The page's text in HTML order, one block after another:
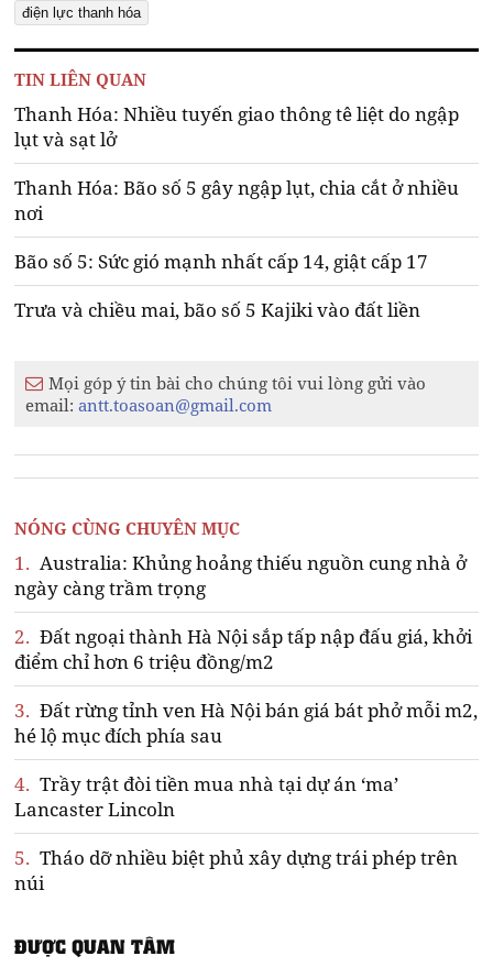
điện lực thanh hóa
TIN LIÊN QUAN
Thanh Hóa: Nhiều tuyến giao thông tê liệt do ngập
lụt và sạt lở
Thanh Hóa: Bão số 5 gây ngập lụt, chia cắt ở nhiều
nơi
Bão số 5: Sức gió mạnh nhất cấp 14, giật cấp 17
Trưa và chiều mai, bão số 5 Kajiki vào đất liền
Mọi góp ý tin bài cho chúng tôi vui lòng gửi vào
email:antt.toasoan@gmail.com
NÓNG CÙNG CHUYÊN MỤC
1. Australia: Khủng hoảng thiếu nguồn cung nhà ở
ngày càng trầm trọng
2. Đất ngoại thành Hà Nội sắp tấp nập đấu giá, khởi
điểm chỉ hơn 6 triệu đồng/m2
3. Đất rừng tỉnh ven Hà Nội bán giá bát phở mỗi m2,
hé lộ mục đích phía sau
4. Trầy trật đòi tiền mua nhà tại dự án ‘ma’
Lancaster Lincoln
5. Tháo dỡ nhiều biệt phủ xây dựng trái phép trên
núi
ĐƯỢC QUAN TÂM